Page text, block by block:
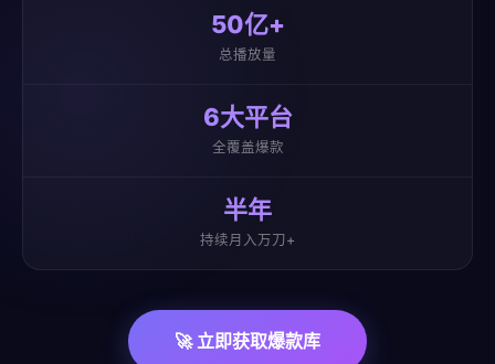
50亿+
总播放量
6大平台
全覆盖爆款
半年
持续月入万刀+
🚀 立即获取爆款库